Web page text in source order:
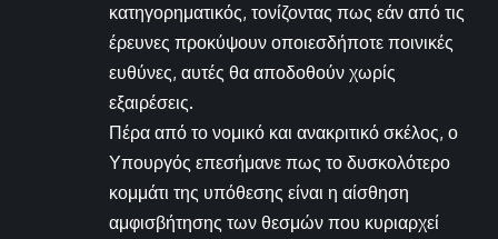
κατηγορηματικός, τονίζοντας πως εάν από τις
έρευνες προκύψουν οποιεσδήποτε ποινικές
ευθύνες, αυτές θα αποδοθούν χωρίς
εξαιρέσεις.
Πέρα από το νομικό και ανακριτικό σκέλος, ο
Υπουργός επεσήμανε πως το δυσκολότερο
κομμάτι της υπόθεσης είναι η αίσθηση
αμφισβήτησης των θεσμών που κυριαρχεί